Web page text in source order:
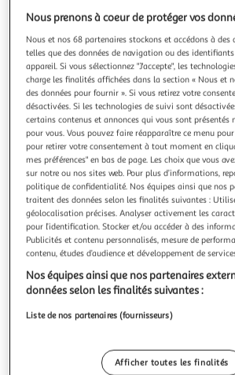
HOOVER
Aspirateur laveur hw500
Modes de nettoyage : Smart, Parquet,
rouleaux inclus dans la boite (dont pré
brosse) : 2 Poids Brut : 10.1 Kg
kPa) : 18
En savoir +
Vendu par2KINGS
Livraison dès 6/7 jours
4,99€
Plus d'options
Vendu par2KINGS
Livraison dès 6/7 jours
Plus d'options
Multishop
Nous prenons à coeur de protéger vos
Nous et nos 68 partenaires stockons et accédons à des
telles que des données de navigation ou des
appareil. Si vous sélectionnez "J'accepte", les
charge les finalités affichées dans la section « Nous et
des données pour fournir ». Si vous retirez votre
désactivées. Si les technologies de suivi sont
certains contenus et annonces qui vous sont présentés
pour vous. Vous pouvez faire réapparaître ce menu
pour retirer votre consentement à tout moment en
mes préférences" en bas de page. Les choix que vous
sur notre ou nos sites web. Pour plus d’informations,
politique de confidentialité. Nos équipes ainsi que nos
traitent des données selon les finalités suivantes :
géolocalisation précises. Analyser activement les
pour l’identification. Stocker et/ou accéder à des
Publicités et contenu personnalisés, mesure de
contenu, études d’audience et développement de
Nos équipes ainsi que nos partenaires
données selon les finalités suivantes :
Liste de nos partenaires (fournisseurs)
Afficher toutes les finalités